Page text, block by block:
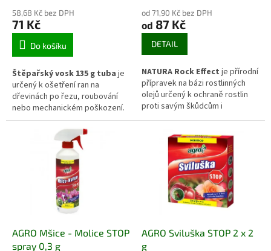
58,68 Kč bez DPH
71 Kč
Do košíku
Štěpařský vosk 135 g tuba je
určený k ošetření ran na
dřevinách po řezu, roubování
nebo mechanickém poškození.
Po nanesení vytváří ochrannou
vrstvu, která pomáhá omezit
vysychání pletiv a pronikání
patogenů. Vhodný je pro ovocné
i okrasné dřeviny při běžné péči
i při štěpařských pracích.
od 71,90 Kč bez DPH
od 87 Kč
DETAIL
NATURA Rock Effect je přírodní
přípravek na bázi rostlinných
olejů určený k ochraně rostlin
proti savým škůdcům i
některým houbovým chorobám.
ochranné vrstvy škůdců a
omezuje jejich další vývoj.
Vhodný je pro použití na
zelenině, ovocných dřevinách i
okrasných rostlinách při
pěstování na záhonech, ve
skleníku i v interiéru.
AGRO Mšice - Molice STOP
spray 0,3 g
AGRO Sviluška STOP 2 x 2
g